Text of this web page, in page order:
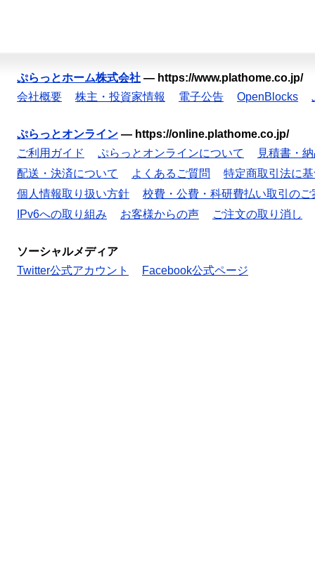
ぷらっとホーム株式会社 — https://www.plathome.co.jp/
会社概要
株主・投資家情報 電子公告 OpenBlocks
ぷらっとオンライン — https://online.plathome.co.jp/
ご利用ガイド
ぷらっとオンラインについて
見積書・
配送・決済について
よくあるご質問
特定商取引法に
個人情報取り扱い方針
校費・公費・科研費払い取引のご
IPv6への取り組み
お客様からの声 ご注文の取り消し
ソーシャルメディア
Twitter公式アカウント
Facebook公式ページ